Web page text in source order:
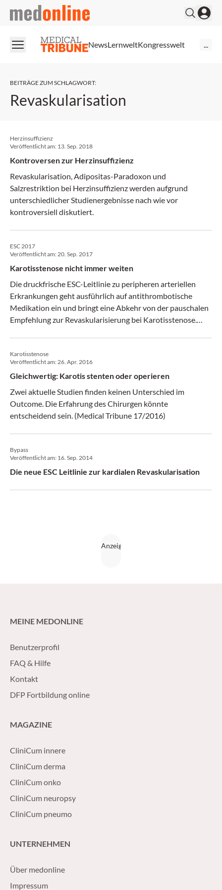
medonline
NewsLernweltKongresswelt
BEITRÄGE ZUM SCHLAGWORT:
Revaskularisation
Herzinsuffizienz
Veröffentlicht am: 13. Sep. 2018
Kontroversen zur Herzinsuffizienz
Revaskularisation, Adipositas-Paradoxon und
Salzrestriktion bei Herzinsuffizienz werden aufgrund
unterschiedlicher Studienergebnisse nach wie vor
kontroversiell diskutiert.
ESC 2017
Veröffentlicht am:20. Sep. 2017
Karotisstenose nicht immer weiten
Die druckfrische ESC-Leitlinie zu peripheren arteriellen
Erkrankungen geht ausführlich auf antithrombotische
Medikation ein und bringt eine Abkehr von der pauschalen
Empfehlung zur Revaskularisierung bei Karotisstenose.
Karotisstenose
Veröffentlicht am:26. Apr. 2016
Gleichwertig: Karotis stenten oder operieren
Zwei aktuelle Studien finden keinen Unterschied im
Outcome. Die Erfahrung des Chirurgen könnte
entscheidend sein. (Medical Tribune 17/2016)
Bypass
Veröffentlicht am: 16. Sep. 2014
Die neue ESC Leitlinie zur kardialen Revaskularisation
MEINE MEDONLINE
Benutzerprofil
FAQ & Hilfe
Kontakt
DFP Fortbildung online
MAGAZINE
CliniCum innere
CliniCum derma
CliniCum onko
CliniCum neuropsy
CliniCum pneumo
UNTERNEHMEN
Über medonline
Impressum